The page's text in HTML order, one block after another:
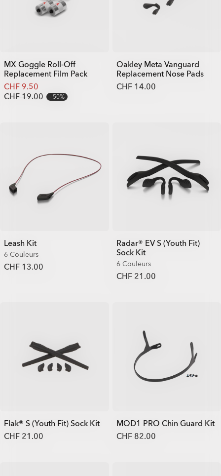
MX Goggle Roll-Off
Replacement Film Pack
CHF 9.50
CHF 19.00
50%
Oakley Meta Vanguard
Replacement Nose Pads
CHF 14.00
Leash Kit
6 Couleurs
CHF 13.00
Radar® EV S (Youth Fit)
Sock Kit
6 Couleurs
CHF 21.00
Flak® S (Youth Fit) Sock Kit
CHF 21.00
MOD1 PRO Chin Guard Kit
CHF 82.00